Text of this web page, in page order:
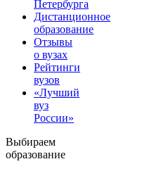
Петербурга
Дистанционное
образование
Отзывы
о вузах
Рейтинги
вузов
«Лучший
вуз
России»
Выбираем
образование